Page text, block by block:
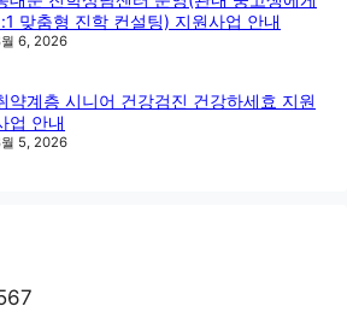
맞춤형 진학 컨설팅) 지원사업 안내
6, 2026
약계층 시니어 건강검진 건강하세효 지원
업 안내
5, 2026